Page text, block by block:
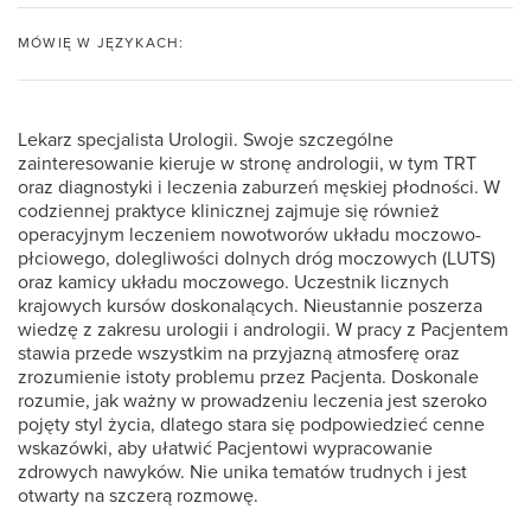
MÓWIĘ W JĘZYKACH:
Lekarz specjalista Urologii. Swoje szczególne
zainteresowanie kieruje w stronę andrologii, w tym TRT
oraz diagnostyki i leczenia zaburzeń męskiej płodności. W
codziennej praktyce klinicznej zajmuje się również
operacyjnym leczeniem nowotworów układu moczowo-
płciowego, dolegliwości dolnych dróg moczowych (LUTS)
oraz kamicy układu moczowego. Uczestnik licznych
krajowych kursów doskonalących. Nieustannie poszerza
wiedzę z zakresu urologii i andrologii. W pracy z Pacjentem
stawia przede wszystkim na przyjazną atmosferę oraz
zrozumienie istoty problemu przez Pacjenta. Doskonale
rozumie, jak ważny w prowadzeniu leczenia jest szeroko
pojęty styl życia, dlatego stara się podpowiedzieć cenne
wskazówki, aby ułatwić Pacjentowi wypracowanie
zdrowych nawyków. Nie unika tematów trudnych i jest
otwarty na szczerą rozmowę.